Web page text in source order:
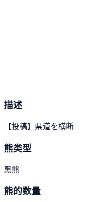
描述
【投稿】県道を横断
熊类型
黑熊
熊的数量